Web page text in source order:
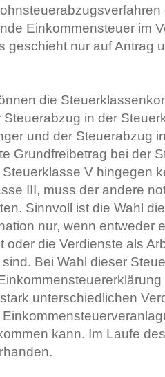
Einkommensteuer im
geschieht nur auf Antrag
die
in der
und der Steuerabzug
Grundfreibetrag bei der
V hingegen
III, muss der andere
Sinnvoll ist die Wahl
nur, wenn entweder
oder die Verdienste als
Bei Wahl dieser
unterschiedlichen
kann. Im Laufe